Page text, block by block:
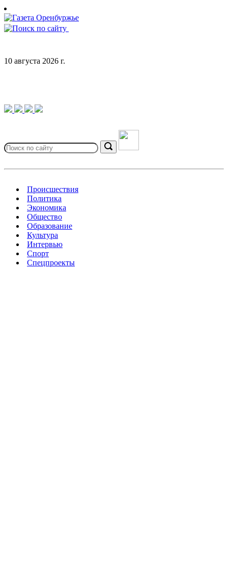
Skip
to
content
10 августа 2026 г.
for:
Search
Происшествия
Политика
Экономика
Общество
Образование
Культура
Интервью
Спорт
Спецпроекты